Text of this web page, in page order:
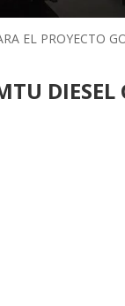
EL PROYECTO
DIESEL